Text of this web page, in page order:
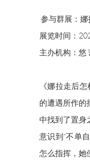
参与群展：
展览时间：
主办机构：悠
《娜拉走后
的遭遇所作的
中找到了置身
意识到“不单
怎么指挥，她